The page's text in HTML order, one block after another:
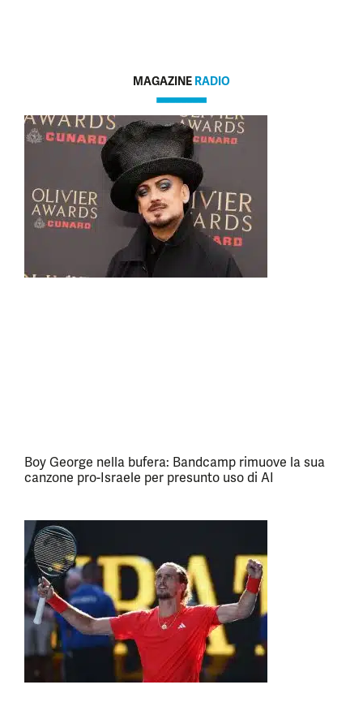
MAGAZINE RADIO
Boy George nella bufera: Bandcamp rimuove la sua
canzone pro-Israele per presunto uso di AI